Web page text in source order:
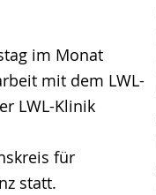
im Monat
mit dem LWL-
LWL-Klinik
für
statt.